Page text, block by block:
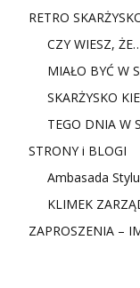
RETRO
CZY WIESZ,
MIAŁO BYĆ W
SKARŻYSKO
TEGO DNIA W
STRONY i BLOGI
Ambasada
KLIMEK
ZAPROSZENIA –